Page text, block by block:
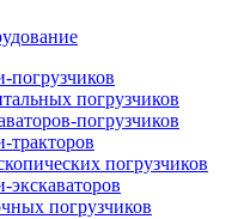
погрузчиков
погрузчиков
погрузчиков
тракторов
погрузчиков
экскаваторов
погрузчиков